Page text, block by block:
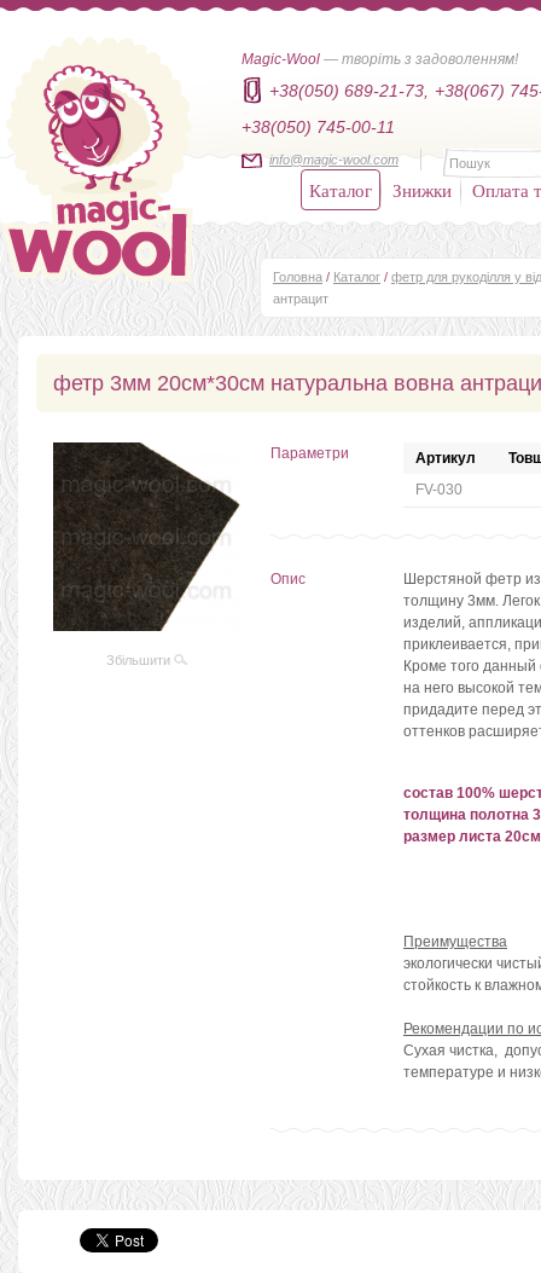
Magic-Wool — творіть з задоволенням!
+38(050) 689-21-73,
+38(067)
+38(050) 745-00-11
info@magic-wool.com
Каталог Знижки Оплата
Головна / Каталог / фетр для рукоділля у
антрацит
фетр 3мм 20см*30см натуральна вовна
Збільшити
Параметри Артикул
FV-030
Опис
Шерстяной фетр
толщину 3мм.
изделий,
приклеивается,
Кроме того данный
на него высокой
придадите перед
оттенков
состав 100%
толщина полотна
размер листа
Преимущества
экологически
стойкость к
Рекомендации по
Сухая чистка,
температуре и